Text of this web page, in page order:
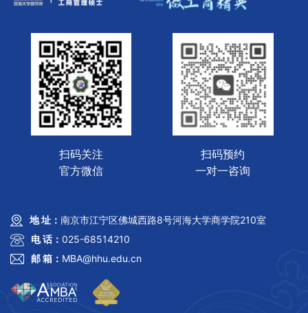
扫码关注
官方微信
扫码预约
一对一咨询
地 址： 南京市江宁区佛城西路8号河海大学商学院210室
电 话： 025-68514210
邮 箱： MBA@hhu.edu.cn